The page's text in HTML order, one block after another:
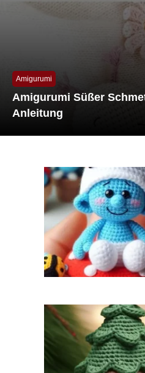
Amigurumi
Amigurumi Süßer
Anleitung